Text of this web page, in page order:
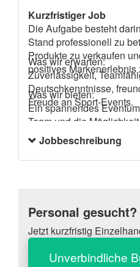
Kurzfristiger Job
Die Aufgabe besteht
Stand professionell zu
Produkte zu verkaufen
positives Markenerlebnis
Was wir erwarten:
Zuverlässigkeit,
Deutschkenntnisse,
Freude an Sport-Events.
Was wir bieten:
Ein spannendes
Team und die
Fitness-Events zu sein.
Jobbeschreibung
Personal gesucht?
Jetzt kurzfristig
Unverbindliche